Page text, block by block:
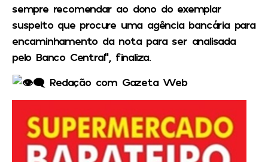
sempre recomendar ao dono do exemplar
suspeito que procure uma agência bancária para
encaminhamento da nota para ser analisada
pelo Banco Central”, finaliza.
Redação com Gazeta Web